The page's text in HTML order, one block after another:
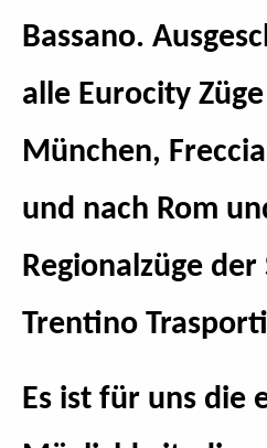
Bassano.
alle Eurocity
München,
und nach Rom
Regionalzüge der
Trentino
Es ist für uns die